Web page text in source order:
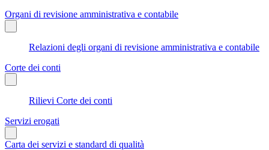
Organi di revisione amministrativa e contabile
Relazioni degli organi di revisione amministrativa e contabile
Corte dei conti
Rilievi Corte dei conti
Servizi erogati
Carta dei servizi e standard di qualità